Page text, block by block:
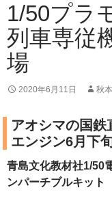
1/50プラ
列車専従
場
2020年6月11日 秋
アオシマの国鉄
エンジン6月下
青島文化教材社1/50
ンパーチブルキット